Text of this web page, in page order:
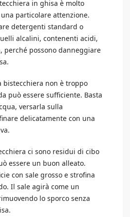
in ghisa è molto
particolare attenzione.
detergenti standard o
alcalini, contenenti acidi,
perché possono danneggiare
bistecchiera non è troppo
può essere sufficiente. Basta
versarla sulla
delicatamente con una
ci sono residui di cibo
essere un buon alleato.
con sale grosso e strofina
Il sale agirà come un
lo sporco senza